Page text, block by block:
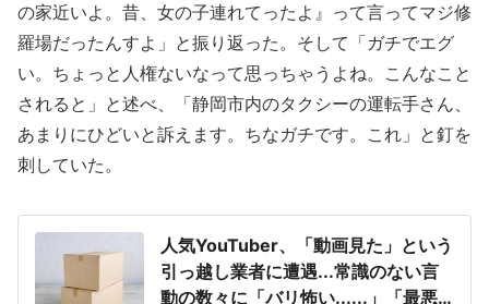
の家近いよ。昔、女の子連れてったよ』って言ってマジ修
羅場だったんすよ」と振り返った。そして「ガチでエグ
い。ちょっと人権ないなって思っちゃうよね。こんなこと
されると」と述べ、「静岡市内のタクシーの運転手さん、
あまりにひどいと訴えます。ちなガチです。これ」と釘を
刺していた。
人気YouTuber、「動画見た」という
引っ越し業者に遭遇...常識のない言
動の数々に「バリ怖い......」「最悪